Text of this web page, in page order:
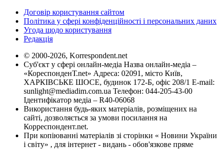
Договір користування сайтом
Політика у сфері конфіденційності і персональних даних
Угода щодо користування
Редакція
© 2000-2026, Korrespondent.net
Суб'єкт у сфері онлайн-медіа Назва онлайн-медіа –
«КореспонденТ.net» Адреса: 02091, місто Київ,
ХАРКІВСЬКЕ ШОСЕ, будинок 172-Б, офіс 208/1 E-mail:
sunlight@mediadim.com.ua Телефон: 044-205-43-00
Ідентифікатор медіа – R40-06068
Використання будь-яких матеріалів, розміщених на
сайті, дозволяється за умови посилання на
Корреспондент.net.
При копіюванні матеріалів зі сторінки « Новини України
і світу» , для інтернет - видань - обов'язкове пряме